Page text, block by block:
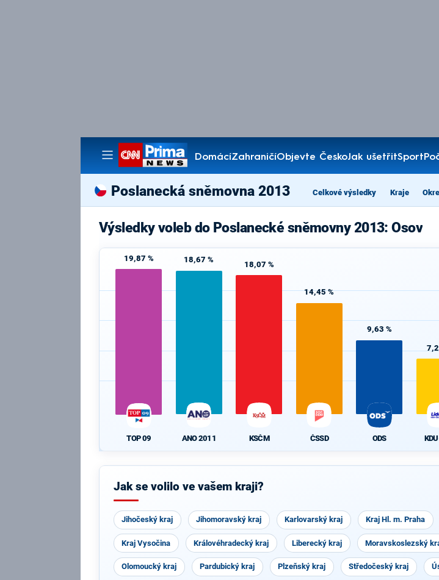
DomácíZahraničíObjevte ČeskoJak ušetřitSport
Pořady
Poslanecká sněmovna 2013 Celkové výsledky Kraje
Výsledky voleb do Poslanecké sněmovny 2013: Osov
19,87 %
TOP 09
18,67 %
ANO 2011
18,07 %
KSČM
14,45 %
ČSSD
9,63 %
ODS
Jak se volilo ve vašem kraji?
Jihočeský kraj Jihomoravský kraj Karlovarský kraj Kraj Hl. m. Praha
Kraj Vysočina Královéhradecký kraj Liberecký kraj Moravskoslezský
Olomoucký kraj Pardubický kraj Plzeňský kraj Středočeský kraj